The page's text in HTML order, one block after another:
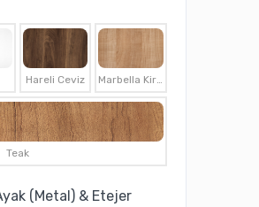
Hareli Ceviz
Teak
(Metal) & Etejer